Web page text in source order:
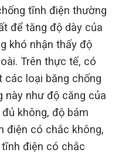
tĩnh điện thường
để tăng độ dày của
khó nhận thấy độ
Trên thực tế, có
các loại băng chống
này như độ căng của
không, độ bám
điện có chắc không,
điện có chắc